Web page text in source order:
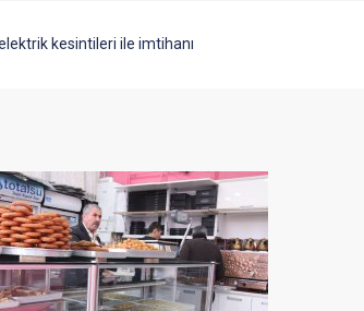
kesintileri ile imtihanı